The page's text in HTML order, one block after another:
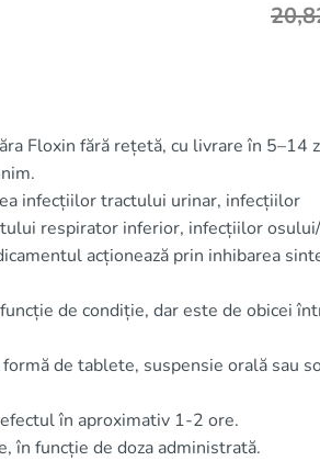
Floxin fără rețetă, cu livrare în 5–14
infecțiilor tractului urinar, infecțiilor
respirator inferior, infecțiilor
acționează prin inhibarea
de condiție, dar este de obicei
de tablete, suspensie orală sau
în aproximativ 1-2 ore.
în funcție de doza administrată.